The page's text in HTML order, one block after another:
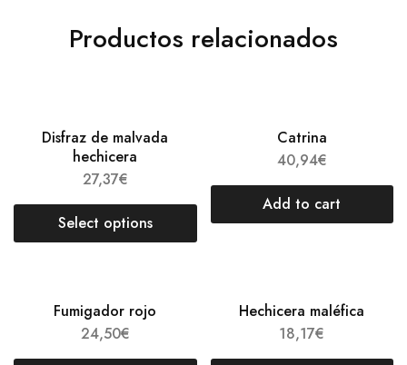
Productos relacionados
Disfraz de malvada
hechicera
27,37€
Select options
Catrina
40,94€
Add to cart
Fumigador rojo
24,50€
Hechicera maléfica
18,17€